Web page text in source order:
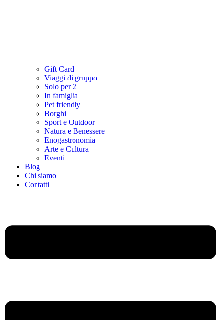
Gift Card
Viaggi di gruppo
Solo per 2
In famiglia
Pet friendly
Borghi
Sport e Outdoor
Natura e Benessere
Enogastronomia
Arte e Cultura
Eventi
Blog
Chi siamo
Contatti